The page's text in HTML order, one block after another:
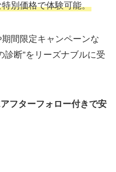
別価格で体験可能。
間限定キャンペーンな
診断”をリーズナブルに受
フターフォロー付きで安